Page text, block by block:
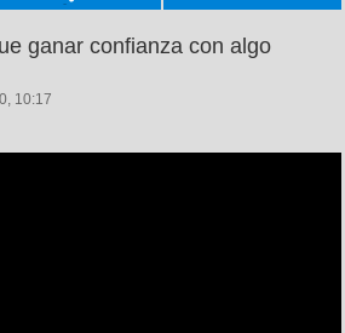
ganar confianza con algo
10:17